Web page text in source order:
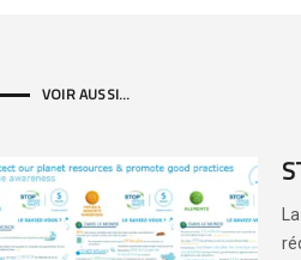
VOIR AUSSI...